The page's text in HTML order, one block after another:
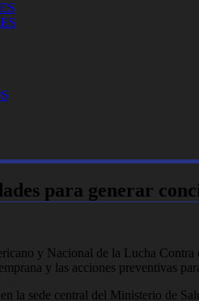
para generar
y Nacional de la Lucha
y las acciones preventivas
la sede central del Ministerio de